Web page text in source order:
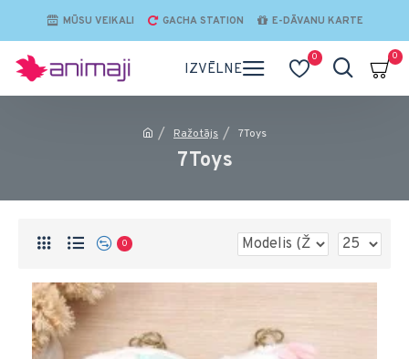
MŪSU VEIKALI GACHA STATION E-DĀVANU KARTE
0 0
Ražotājs 7Toys
7Toys
0